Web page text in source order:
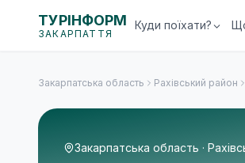
ТУРІНФОРМ
ЗАКАРПАТТЯ
Куди поїхати?
Закарпатська область Рахівський район
Закарпатська область ·